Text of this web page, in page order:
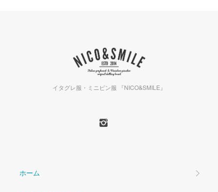
イタグレ服・ミニピン服 『NICO&SMILE』
ホーム